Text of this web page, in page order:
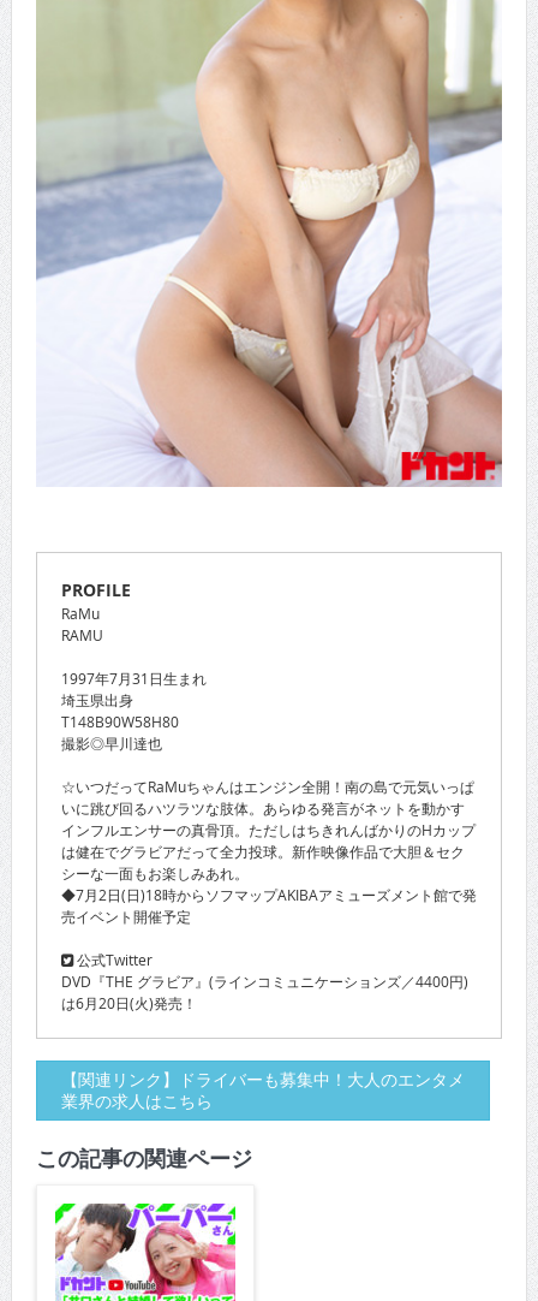
PROFILE
RaMu
RAMU
1997年7月31日生まれ
埼玉県出身
T148B90W58H80
撮影◎早川達也
☆いつだってRaMuちゃんはエンジン全開！南の島で元気いっぱ
いに跳び回るハツラツな肢体。あらゆる発言がネットを動かす
インフルエンサーの真骨頂。ただしはちきれんばかりのHカップ
は健在でグラビアだって全力投球。新作映像作品で大胆＆セク
シーな一面もお楽しみあれ。
◆7月2日(日)18時からソフマップAKIBAアミューズメント館で発
売イベント開催予定
公式Twitter
DVD『THE グラビア』(ラインコミュニケーションズ／4400円)
は6月20日(火)発売！
【関連リンク】ドライバーも募集中！大人のエンタメ
業界の求人はこちら
この記事の関連ページ